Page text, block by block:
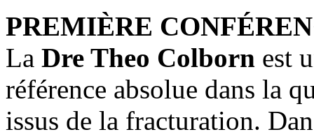
PREMIÈRE
La Dre Theo Colborn est
référence absolue dans la
issus de la fracturation.